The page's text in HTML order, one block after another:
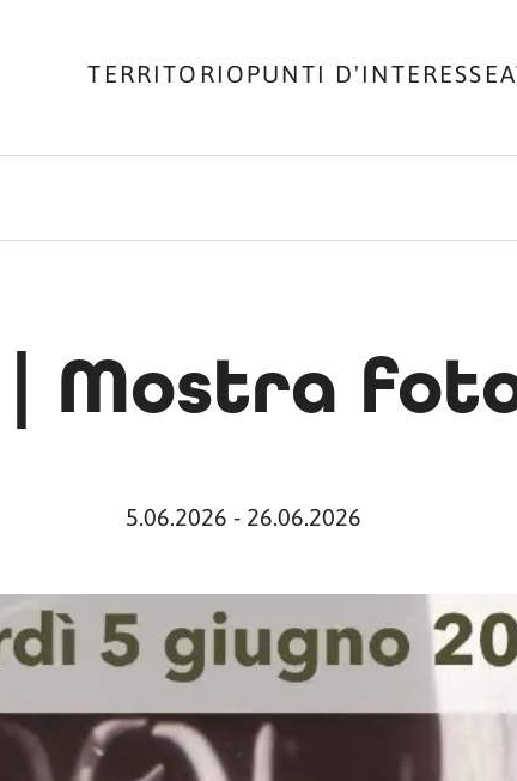
TERRITORIOPUNTI D'INTERESSE
| Mostra
5.06.2026 - 26.06.2026